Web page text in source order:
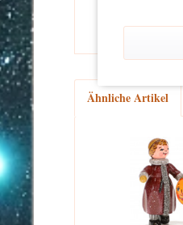
Ähnliche Artikel